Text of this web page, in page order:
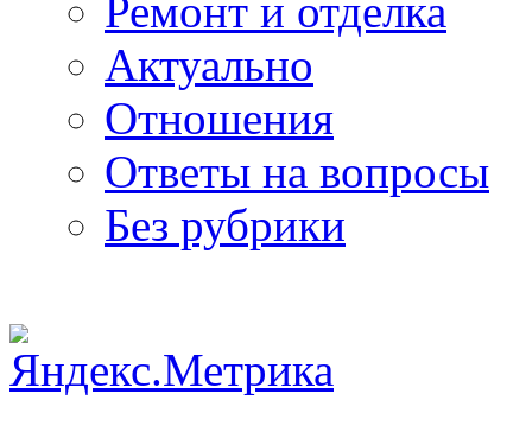
Ремонт и отделка
Актуально
Отношения
Ответы на вопросы
Без рубрики